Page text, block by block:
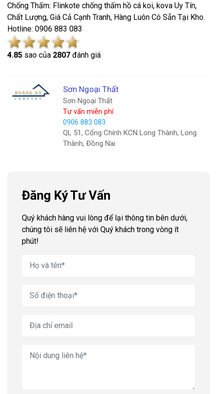
Chống Thấm: Flinkote chống thấm hồ cá koi, kova Uy Tín,
Chất Lượng, Giá Cả Cạnh Tranh, Hàng Luôn Có Sẵn Tại Kho.
Hotline: 0906 883 083
4.85 sao của 2807 đánh giá
Sơn Ngoại Thất
Sơn Ngoại Thất
Tư vấn miễn phí
0906 883 083
QL 51, Cổng Chính KCN Long Thành, Long
Thành, Đồng Nai
Đăng Ký Tư Vấn
Quý khách hàng vui lòng để lại thông tin bên dưới,
chúng tôi sẽ liên hệ với Quý khách trong vòng ít
phút!